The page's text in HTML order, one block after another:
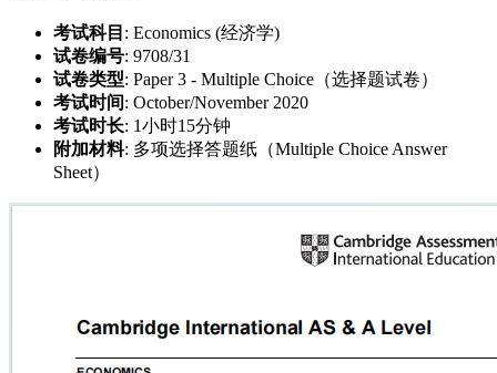
考试科目 : Economics (经济学)
试卷编号: 9708/31
试卷类型: Paper 3 - Multiple Choice（选择题试卷）
考试时间: October/November 2020
考试时长: 1小时15分钟
附加材料: 多项选择答题纸（Multiple Choice Answer
Sheet）